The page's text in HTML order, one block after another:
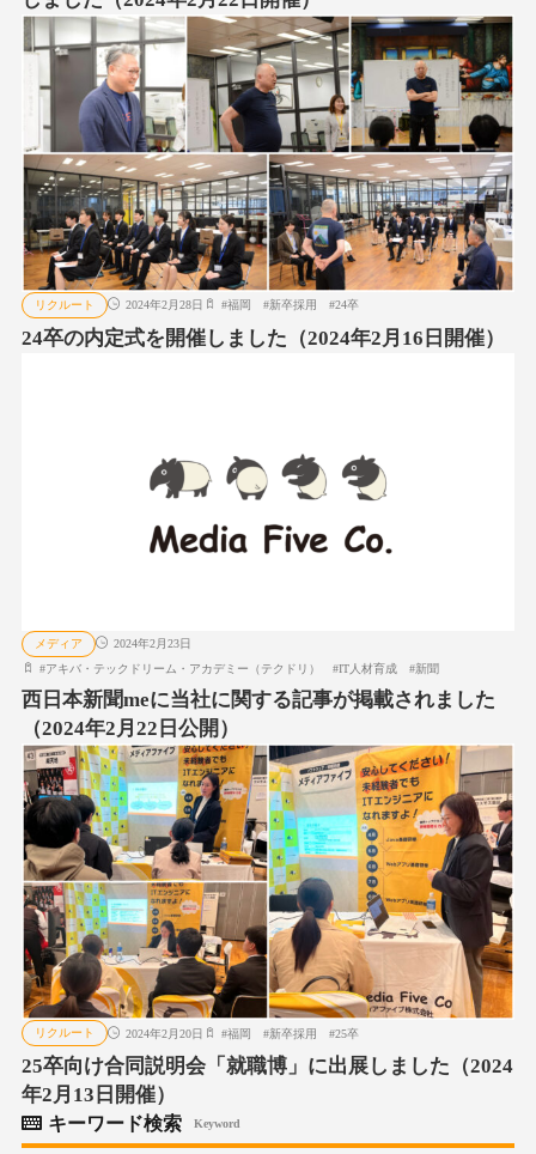
リクルート 2024年2月28日 #福岡 #新卒採用 #24卒
24卒の内定式を開催しました（2024年2月16日開催）
メディア
2024年2月23日
#アキバ・テックドリーム・アカデミー（テクドリ） #IT人材育成 #新聞
西日本新聞meに当社に関する記事が掲載されました
（2024年2月22日公開）
リクルート 2024年2月20日 #福岡 #新卒採用 #25卒
25卒向け合同説明会「就職博」に出展しました（2024
年2月13日開催）
キーワード検索 Keyword